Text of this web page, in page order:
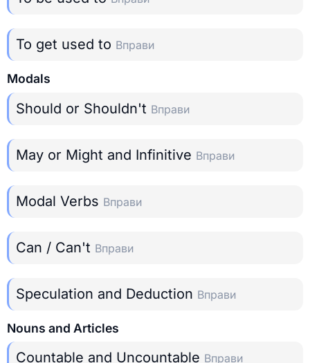
To get used to Вправи
Modals
Should or Shouldn't Вправи
May or Might and Infinitive Вправи
Modal Verbs Вправи
Can / Can't Вправи
Speculation and Deduction Вправи
Nouns and Articles
Countable and Uncountable Вправи